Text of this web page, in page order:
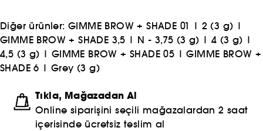
Diğer ürünler:GIMME BROW + SHADE 01 | 2 (3 g) |
GIMME BROW + SHADE 3,5 | N - 3,75 (3 g) | 4 (3 g) |
4,5 (3 g) | GIMME BROW + SHADE 05 |GIMME BROW +
SHADE 6 |Grey (3 g)
Tıkla, Mağazadan Al
Online siparişini seçili mağazalardan 2 saat
içerisinde ücretsiz teslim al